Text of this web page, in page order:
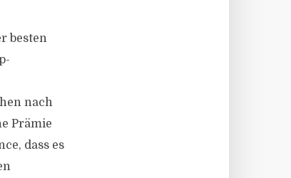
besten
nach
Prämie
dass es